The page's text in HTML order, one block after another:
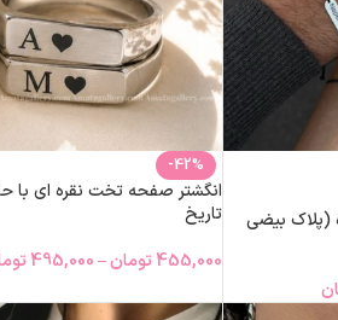
(پلاک بیضی
-42%
انگشتر صفحه تخت نقره ای با
تاریخ
455,000 تومان–
495,000